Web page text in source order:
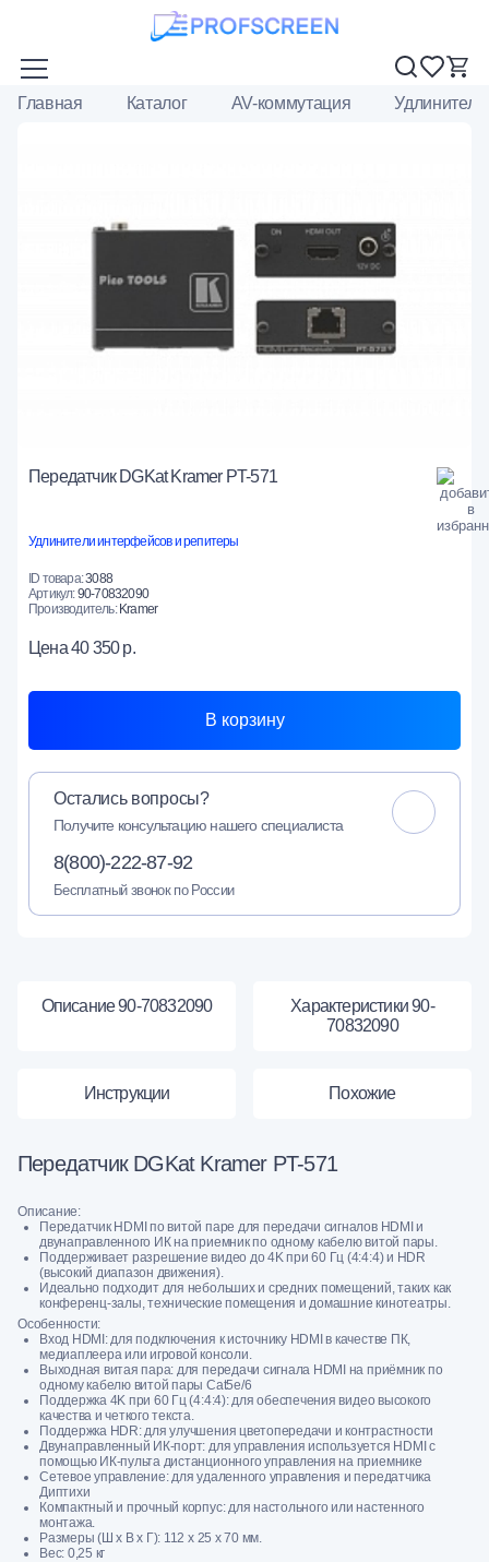
Главная Каталог AV-коммутация
Передатчик DGKat Kramer PT-571
Удлинители интерфейсов и репитеры
ID товара:3088
Артикул:90-70832090
Производитель:Kramer
Цена40 350 р.
В корзину
Остались вопросы?
Получите консультацию нашего специалиста
8(800)-222-87-92
Бесплатный звонок по России
Описание 90-70832090
Характеристики 90-
70832090
Инструкции Похожие
Передатчик DGKat Kramer PT-571
Описание:
Передатчик HDMI по витой паре для передачи сигналов HDMI и
двунаправленного ИК на приемник по одному кабелю витой пары.
Поддерживает разрешение видео до 4K при 60 Гц (4:4:4) и HDR
(высокий диапазон движения).
Идеально подходит для небольших и средних помещений, таких как
конференц-залы, технические помещения и домашние кинотеатры.
Особенности:
Вход HDMI: для подключения к источнику HDMI в качестве ПК,
медиаплеера или игровой консоли.
Выходная витая пара: для передачи сигнала HDMI на приёмник по
одному кабелю витой пары Cat5e/6
Поддержка 4K при 60 Гц (4:4:4): для обеспечения видео высокого
качества и четкого текста.
Поддержка HDR: для улучшения цветопередачи и контрастности
Двунаправленный ИК-порт: для управления используется HDMI с
помощью ИК-пульта дистанционного управления на приемнике
Сетевое управление: для удаленного управления и передатчика
Диптихи
Компактный и прочный корпус: для настольного или настенного
монтажа.
Размеры (Ш х В х Г): 112 х 25 х 70 мм.
Вес: 0,25 кг